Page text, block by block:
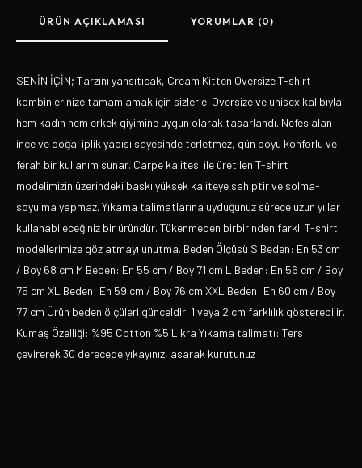
ÜRÜN AÇIKLAMASI YORUMLAR (0)
SENİN İÇİN; Tarzını yansıtıcak, Cream Kitten Oversize T-shirt
kombinlerinize tamamlamak için sizlerle. Oversize ve unisex kalıbıyla
hem kadın hem erkek giyimine uygun olarak tasarlandı. Nefes alan
ince ve doğal iplik yapısı sayesinde terletmez, gün boyu konforlu ve
ferah bir kullanım sunar. Carpe kalitesi ile üretilen T-shirt
modelimizin üzerindeki baskı yüksek kaliteye sahiptir ve solma-
soyulma yapmaz. Yıkama talimatlarına uyduğunuz sürece uzun yıllar
kullanabileceğiniz bir üründür. Tükenmeden birbirinden farklı T-shirt
modellerimize göz atmayı unutma. Beden Ölçüsü S Beden: En 53 cm
/ Boy 68 cm M Beden: En 55 cm / Boy 71 cm L Beden: En 56 cm / Boy
75 cm XL Beden: En 59 cm / Boy 76 cm XXL Beden: En 60 cm / Boy
77 cm Ürün beden ölçüleri günceldir. 1 veya 2 cm farklılık gösterebilir.
Kumaş Özelliği: %95 Cotton %5 Likra Yıkama talimatı: Ters
çevirerek 30 derecede yıkayınız, asarak kurutunuz